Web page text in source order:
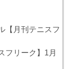
【月刊テニスフ
フリーク】1月